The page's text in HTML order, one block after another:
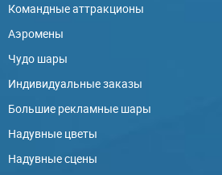
Командные аттракционы
Аэромены
Чудо шары
Индивидуальные заказы
Большие рекламные шары
Надувные цветы
Надувные сцены